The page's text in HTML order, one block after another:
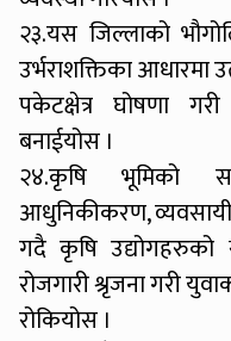
२३.यस जिल्लाको
उर्भराशक्तिका आधारमा
पकेटक्षेत्र घोषणा
बनाईयोस ।
२४.कृषि भूमिको
आधुनिकीकरण,
गदै कृषि उद्योगहरुको
रोजगारी श्रृजना गरी
रोकियोस ।